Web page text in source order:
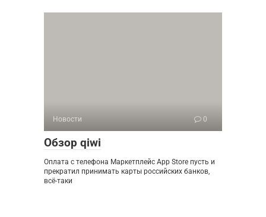
Новости 0
Обзор qiwi
Оплата с телефона Маркетплейс App Store пусть и
прекратил принимать карты российских банков,
всё-таки